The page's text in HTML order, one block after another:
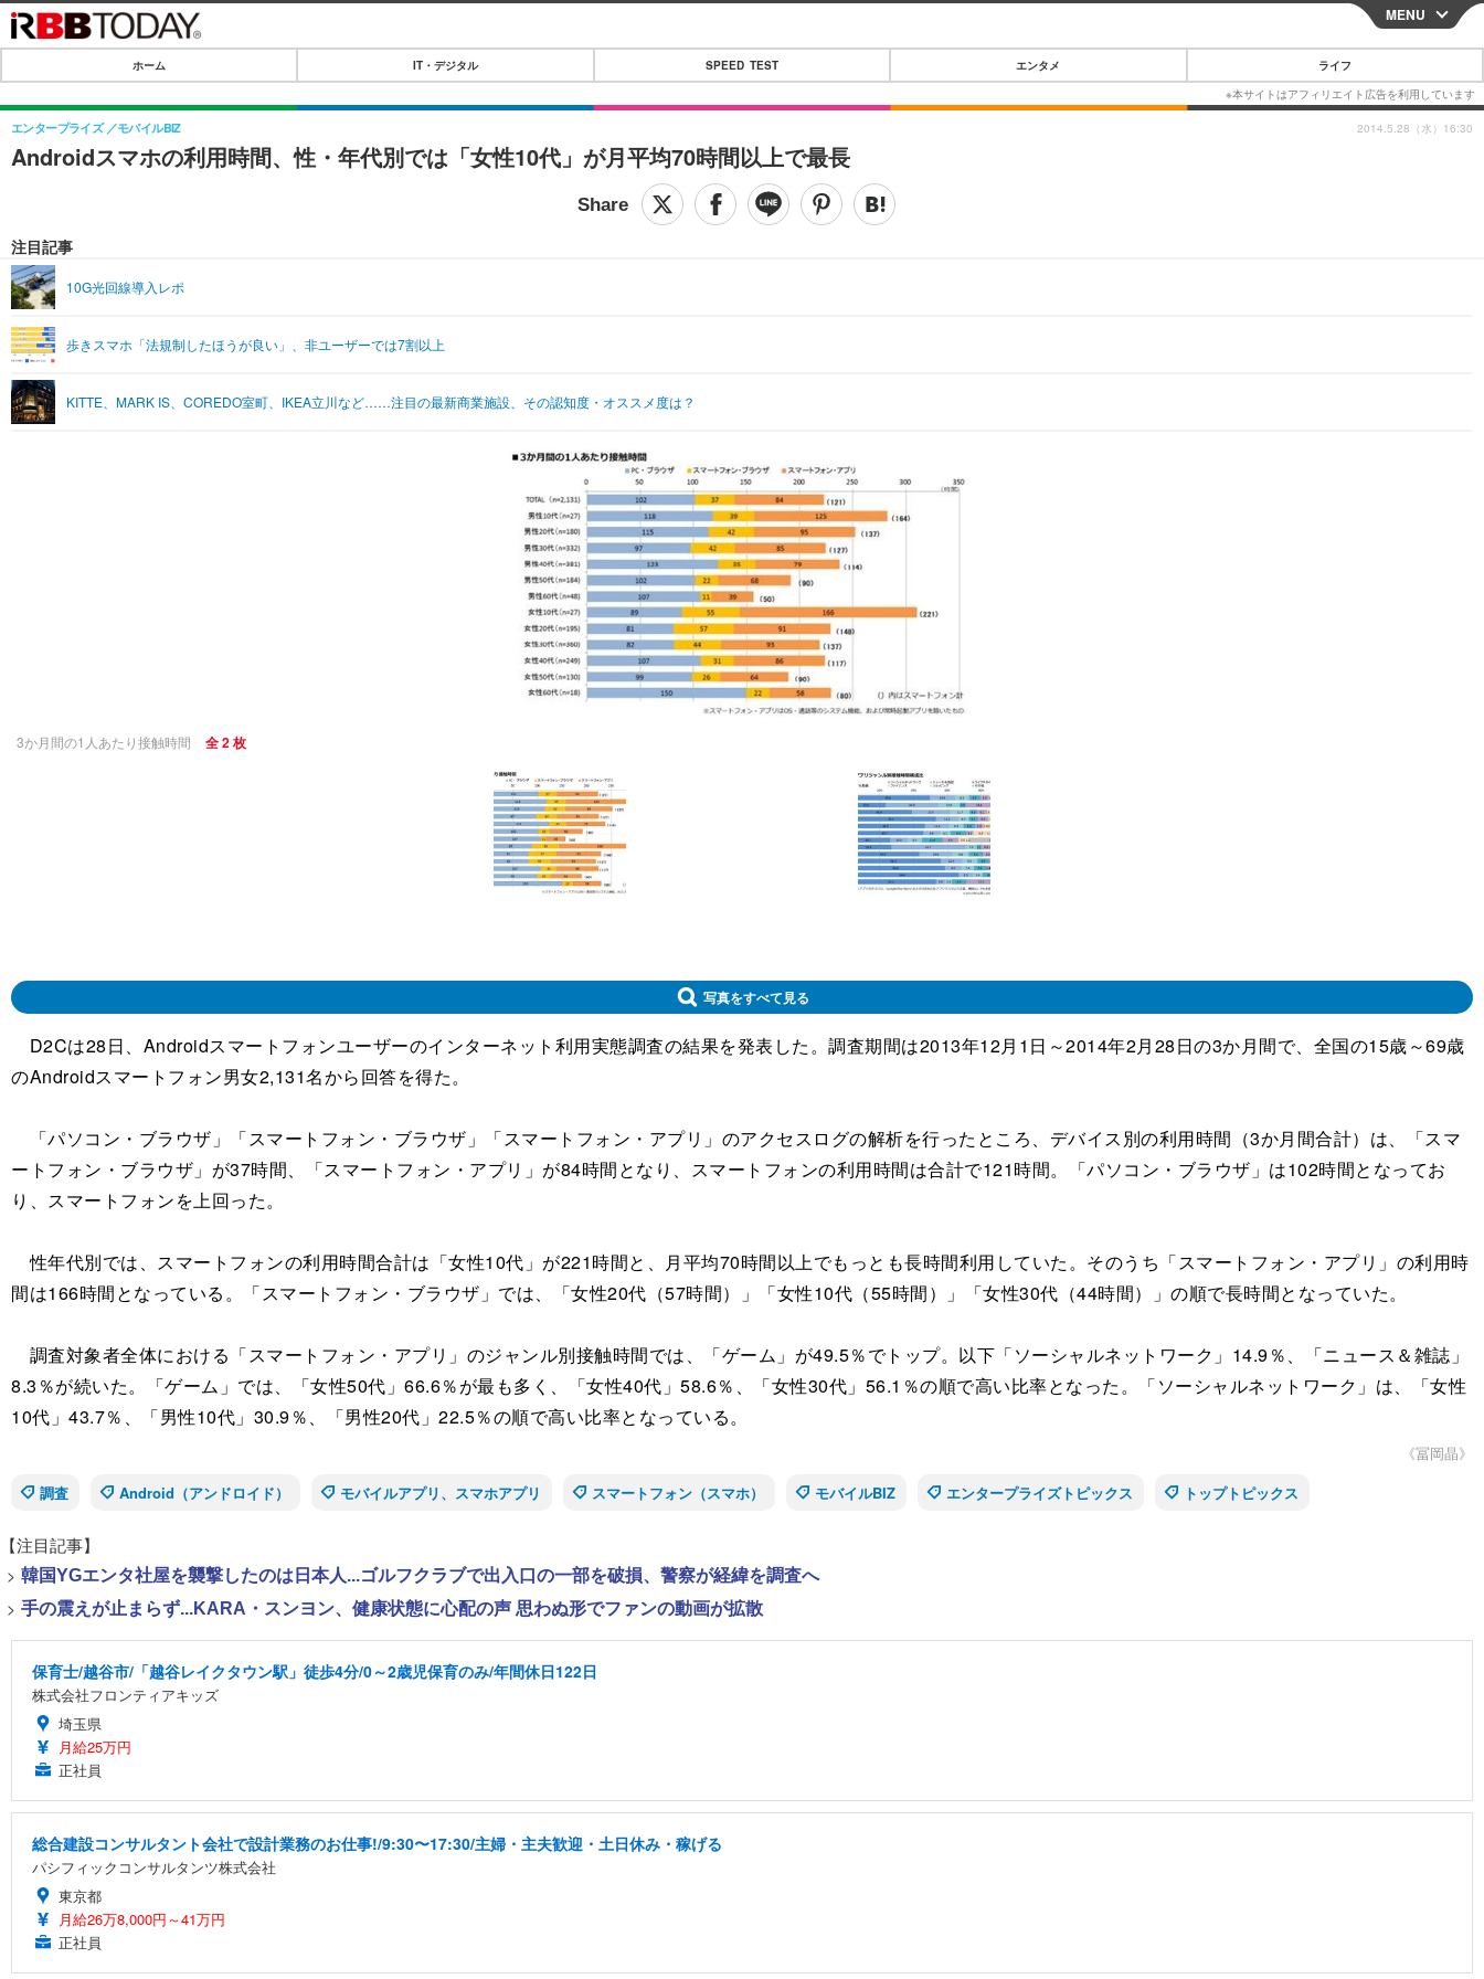
CLOSE
IT・デジタル
IT・デジタルTOP
SPEED TEST
音楽
ライフ
ペット
その他
リリース一覧
プッシュ通知の停止方法
MENU
ホーム IT・デジタル SPEED TEST エンタメ ライフ
Androidスマホの利用時間、性・年代別では「女性10代」が月平均70時間以上で最長
エンタープライズ モバイルBIZ
注目記事
10G光回線導入レポ
歩きスマホ「法規制したほうが良い」、非ユーザーでは7割以上
KITTE、MARK IS、COREDO室町、IKEA立川など……注目の最新商業施設、その認知度・オススメ度は？
2014.5.28（水）16:30
3か月間の1人あたり接触時間 全 2 枚
写真をすべて見る
D2Cは28日、Androidスマートフォンユーザーのインターネット利用実態調査の結果を発表した。調査期間は2013年12月1日～2014年2月28日の3か月間で、全国の15歳～69歳
のAndroidスマートフォン男女2,131名から回答を得た。
「パソコン・ブラウザ」「スマートフォン・ブラウザ」「スマートフォン・アプリ」のアクセスログの解析を行ったところ、デバイス別の利用時間（3か月間合計）は、「スマ
ートフォン・ブラウザ」が37時間、「スマートフォン・アプリ」が84時間となり、スマートフォンの利用時間は合計で121時間。「パソコン・ブラウザ」は102時間となってお
り、スマートフォンを上回った。
性年代別では、スマートフォンの利用時間合計は「女性10代」が221時間と、月平均70時間以上でもっとも長時間利用していた。そのうち「スマートフォン・アプリ」の利用時
間は166時間となっている。「スマートフォン・ブラウザ」では、「女性20代（57時間）」「女性10代（55時間）」「女性30代（44時間）」の順で長時間となっていた。
調査対象者全体における「スマートフォン・アプリ」のジャンル別接触時間では、「ゲーム」が49.5％でトップ。以下「ソーシャルネットワーク」14.9％、「ニュース＆雑誌」
8.3％が続いた。「ゲーム」では、「女性50代」66.6％が最も多く、「女性40代」58.6％、「女性30代」56.1％の順で高い比率となった。「ソーシャルネットワーク」は、「女性
10代」43.7％、「男性10代」30.9％、「男性20代」22.5％の順で高い比率となっている。
《冨岡晶》
調査
Android（アンドロイド） モバイルアプリ、スマホアプリ スマートフォン（スマホ） モバイルBIZ エンタープライズトピックス トップトピックス
【注目記事】
> 韓国YGエンタ社屋を襲撃したのは日本人...ゴルフクラブで出入口の一部を破損、警察が経緯を調査へ
> 手の震えが止まらず...KARA・スンヨン、健康状態に心配の声 思わぬ形でファンの動画が拡散
保育士/越谷市/「越谷レイクタウン駅」徒歩4分/0～2歳児保育のみ/年間休日122日
株式会社フロンティアキッズ
埼玉県
月給25万円
正社員
総合建設コンサルタント会社で設計業務のお仕事!/9:30〜17:30/主婦・主夫歓迎・土日休み・稼げる
パシフィックコンサルタンツ株式会社
東京都
月給26万8,000円～41万円
正社員